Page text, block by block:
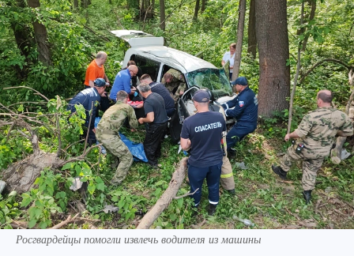
Росгвардейцы помогли извлечь водителя из машины